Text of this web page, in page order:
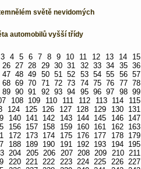
světě nevidomých
automobilů vyšší třídy
3 4 5 6 7 8 9 10 11 12 13 14
15
26 27 28 29 30 31 32 33 34 35 36
47 48 49 50 51 52 53 54 55 56 57
68 69 70 71 72 73 74 75 76 77 78
89 90 91 92 93 94 95 96 97 98 99
108 109 110 111 112 113 114
115
124 125 126 127 128 129 130
131
140 141 142 143 144 145 146
147
156 157 158 159 160 161 162
163
172 173 174 175 176 177 178
179
188 189 190 191 192 193 194
195
204 205 206 207 208 209 210 211
220 221 222 223 224 225 226 227